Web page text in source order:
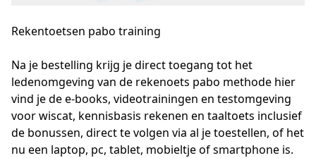
Rekentoetsen pabo training
Na je bestelling krijg je direct toegang tot het
ledenomgeving van de rekenoets pabo methode hier
vind je de e-books, videotrainingen en testomgeving
voor wiscat, kennisbasis rekenen en taaltoets inclusief
de bonussen, direct te volgen via al je toestellen, of het
nu een laptop, pc, tablet, mobieltje of smartphone is.